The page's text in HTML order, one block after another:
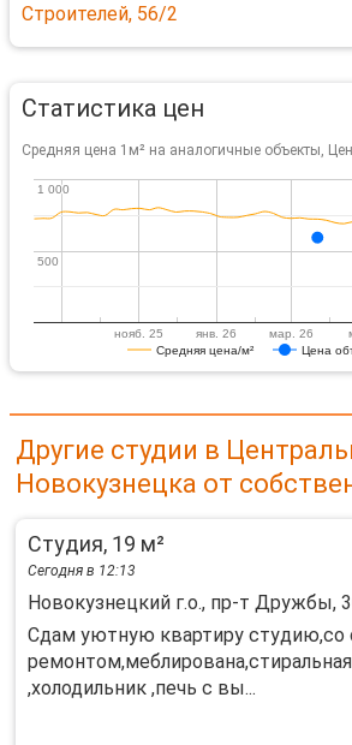
Строителей, 56/2
Статистика цен
Средняя цена 1м² на аналогичные объекты,
Средняя цена/м² Цена
нояб. 25 янв. 26 мар. 26
500
500
1 000
1 000
Другие студии в
Новокузнецка от
Студия, 19 м²
Сегодня в 12:13
Новокузнецкий г.о., пр-т Дружбы,
Сдам уютную квартиру
,холодильник ,печь с вы...